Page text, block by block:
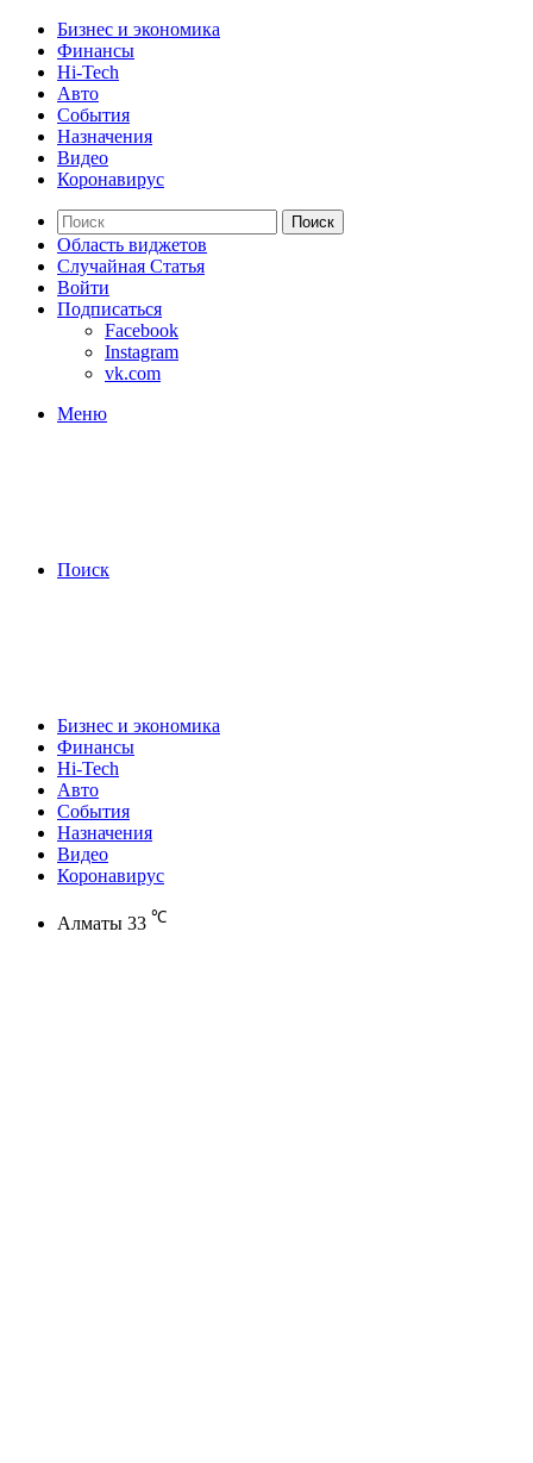
Бизнес и экономика
Финансы
Hi-Tech
Авто
События
Назначения
Видео
Коронавирус
Поиск
Область виджетов
Случайная Статья
Войти
Подписаться
Facebook
Instagram
vk.com
Меню
Поиск
Бизнес и экономика
Финансы
Hi-Tech
Авто
События
Назначения
Видео
Коронавирус
Алматы 33 ℃